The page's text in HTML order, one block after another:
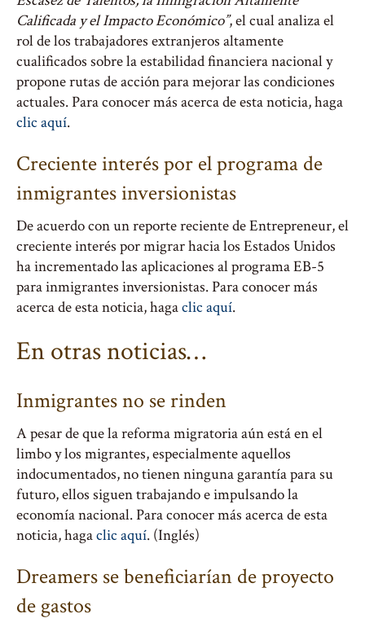
Calificada y el Impacto Económico”, el cual analiza el
rol de los trabajadores extranjeros altamente
cualificados sobre la estabilidad financiera nacional y
propone rutas de acción para mejorar las condiciones
actuales. Para conocer más acerca de esta noticia, haga
clic aquí.
Creciente interés por el programa de
inmigrantes inversionistas
De acuerdo con un reporte reciente de Entrepreneur, el
creciente interés por migrar hacia los Estados Unidos
ha incrementado las aplicaciones al programa EB-5
para inmigrantes inversionistas. Para conocer más
acerca de esta noticia, hagaclic aquí.
En otras noticias…
Inmigrantes no se rinden
A pesar de que la reforma migratoria aún está en el
limbo y los migrantes, especialmente aquellos
indocumentados, no tienen ninguna garantía para su
futuro, ellos siguen trabajando e impulsando la
economía nacional. Para conocer más acerca de esta
noticia, hagaclic aquí. (Inglés)
Dreamers se beneficiarían de proyecto
de gastos